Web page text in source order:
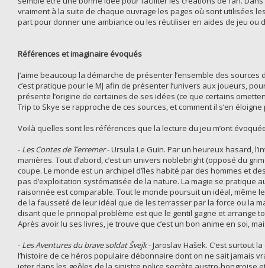
vraiment à la suite de chaque ouvrage les pages où sont utilisées
part pour donner une ambiance ou les réutiliser en aides de jeu ou
Références et imaginaire évoqués
J’aime beaucoup la démarche de présenter l’ensemble des
c’est pratique pour le MJ afin de présenter l’univers aux joueurs,
présente l’origine de certaines de ses idées (ce que certains
Trip to Skye se rapproche de ces sources, et comment il s’en
Voilà quelles sont les références que la lecture du jeu m’ont
- Les Contes de Terremer- Ursula Le Guin. Par un heureux hasard,
manières. Tout d’abord, c’est un univers noblebright (opposé du
coupe. Le monde est un archipel d’îles habité par des hommes et
pas d’exploitation systématisée de la nature. La magie se pratique
raisonnée est comparable. Tout le monde poursuit un idéal, même
de la fausseté de leur idéal que de les terrasser par la force ou la
disant que le principal problème est que le gentil gagne et arrange
Après avoir lu ses livres, je trouve que c’est un bon anime en soi,
- Les Aventures du brave soldat Švejk- Jaroslav Hašek. C’est surtout
l’histoire de ce héros populaire débonnaire dont on ne sait jamais